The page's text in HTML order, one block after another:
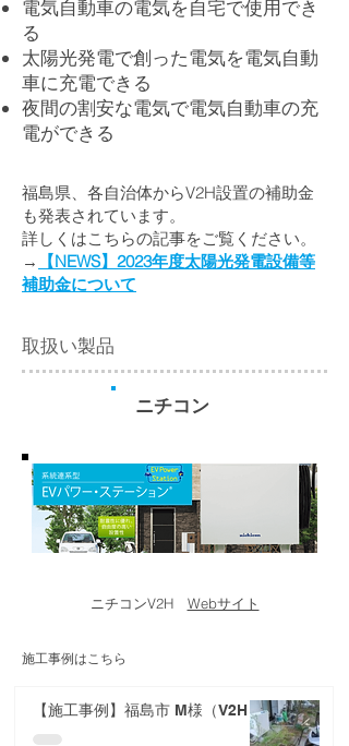
電気自動車の電気を自宅で使用でき
る
太陽光発電で創った電気を電気自動
車に充電できる
夜間の割安な電気で電気自動車の充
電ができる
福島県、各自治体からV2H設置の補助金
も発表されています。
​詳しくはこちらの記事をご覧ください。
​→
【NEWS】2023年度太陽光発電設備等
補助金について
取扱い製品
​ニチコン
ニチコンV2H Webサイト
施工事例はこちら
【施工事例】福島市 M様（V2H）